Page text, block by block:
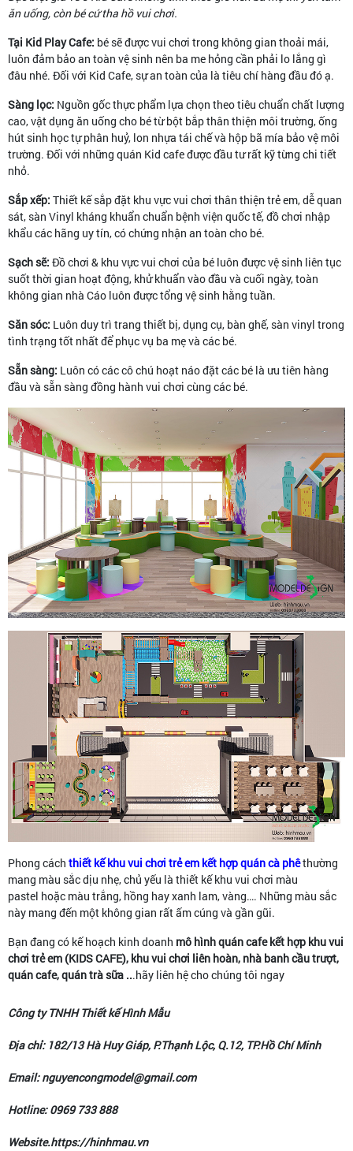
ăn uống, còn bé cứ tha hồ vui chơi.
Tại Kid Play Cafe: bé sẽ được vui chơi trong không gian thoải mái,
luôn đảm bảo an toàn vệ sinh nên ba me hỏng cần phải lo lắng gì
đâu nhé. Đối với Kid Cafe, sự an toàn của là tiêu chí hàng đầu đó ạ.
Sàng lọc: Nguồn gốc thực phẩm lựa chọn theo tiêu chuẩn chất lượng
cao, vật dụng ăn uống cho bé từ bột bắp thân thiện môi trường, ống
hút sinh học tự phân huỷ, lon nhựa tái chế và hộp bã mía bảo vệ môi
trường. Đối với những quán Kid cafe được đầu tư rất kỹ từng chi tiết
nhỏ.
Sắp xếp: Thiết kế sắp đặt khu vực vui chơi thân thiện trẻ em, dễ quan
sát, sàn Vinyl kháng khuẩn chuẩn bệnh viện quốc tế, đồ chơi nhập
khẩu các hãng uy tín, có chứng nhận an toàn cho bé.
Sạch sẽ: Đồ chơi & khu vực vui chơi của bé luôn được vệ sinh liên tục
suốt thời gian hoạt động, khử khuẩn vào đầu và cuối ngày, toàn
không gian nhà Cáo luôn được tổng vệ sinh hằng tuần.
Săn sóc: Luôn duy trì trang thiết bị, dụng cụ, bàn ghế, sàn vinyl trong
tình trạng tốt nhất để phục vụ ba mẹ và các bé.
Sẵn sàng: Luôn có các cô chú hoạt náo đặt các bé là ưu tiên hàng
đầu và sẵn sàng đồng hành vui chơi cùng các bé.
Phong cách thiết kế khu vui chơi trẻ em kết hợp quán cà phêthường
mang màu sắc dịu nhẹ, chủ yếu là thiết kế khu vui chơi màu
pastel hoặc màu trắng, hồng hay xanh lam, vàng…. Những màu sắc
này mang đến một không gian rất ấm cúng và gần gũi.
Bạn đang có kế hoạch kinh doanh mô hìnhquán cafe kết hợp khu vui
chơi trẻ em (KIDS CAFE), khu vui chơi liên hoàn, nhà banh cầu trượt,
quán cafe, quán trà sữa ...hãy liên hệ cho chúng tôi ngay
Công ty TNHH Thiết kế Hình Mẫu
Địa chỉ: 182/13 Hà Huy Giáp, P.Thạnh Lộc, Q.12, TP.Hồ Chí Minh
Email: nguyencongmodel@gmail.com
Hotline: 0969 733 888
Website.https://hinhmau.vn